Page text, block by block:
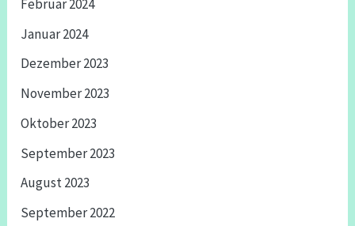
Februar 2024
Januar 2024
Dezember 2023
November 2023
Oktober 2023
September 2023
August 2023
September 2022